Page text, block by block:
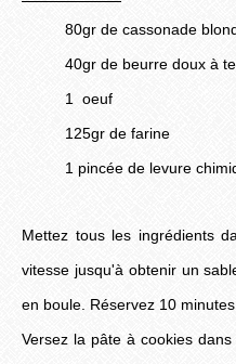
80gr de cassonade
40gr de beurre doux à
1 oeuf
125gr de farine
1 pincée de levure
Mettez tous les ingrédients
vitesse jusqu'à obtenir un
en boule. Réservez 10
Versez la pâte à cookies